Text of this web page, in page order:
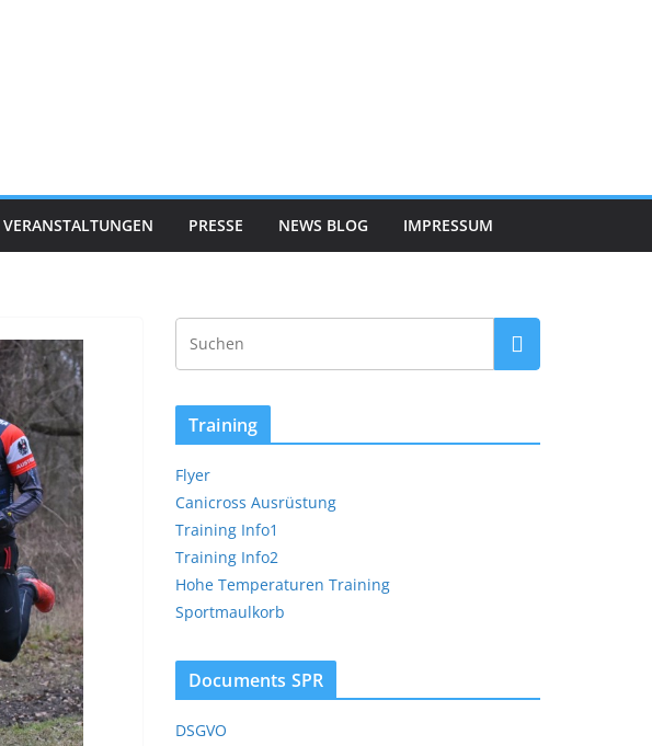
VERANSTALTUNGEN PRESSE NEWS BLOG IMPRESSUM
Training
Flyer
Canicross Ausrüstung
Training Info1
Training Info2
Hohe Temperaturen Training
Sportmaulkorb
Documents SPR
DSGVO